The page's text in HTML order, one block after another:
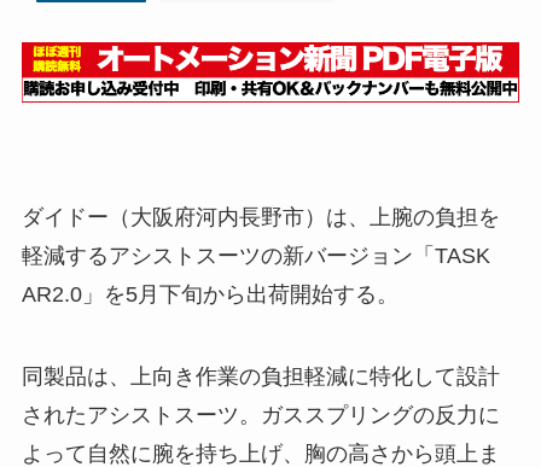
ダイドー（大阪府河内長野市）は、上腕の負担を
軽減するアシストスーツの新バージョン「TASK
AR2.0」を5月下旬から出荷開始する。
同製品は、上向き作業の負担軽減に特化して設計
されたアシストスーツ。ガススプリングの反力に
よって自然に腕を持ち上げ、胸の高さから頭上ま